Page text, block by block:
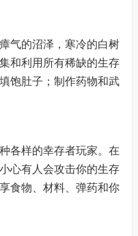
气的沼泽，寒冷的白树
和利用所有稀缺的生存
饱肚子；制作药物和武
各样的幸存者玩家。在
心有人会攻击你的生存
食物、材料、弹药和你